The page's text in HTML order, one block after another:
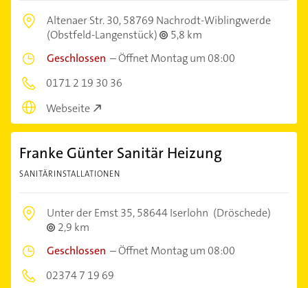
Altenaer Str. 30,58769 Nachrodt-Wiblingwerde
(Obstfeld-Langenstück)
5,8 km
Geschlossen –Öffnet Montag um 08:00
0171 2 19 30 36
Webseite
Franke Günter Sanitär Heizung
SANITÄRINSTALLATIONEN
Unter der Emst 35,58644 Iserlohn (Dröschede)
2,9 km
Geschlossen –Öffnet Montag um 08:00
02374 7 19 69